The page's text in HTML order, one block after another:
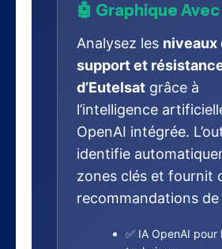
🤖 Graphique Avec
Analysez les niveaux
support et
d’Eutelsat grâce à
l’intelligence
OpenAI intégrée.
identifie
zones clés et fournit
recommandations
✅ IA OpenAI pour